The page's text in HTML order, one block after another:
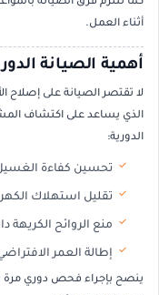
أثناء العمل.
أهمية الصيانة
لا تقتصر الصيانة على
الذي يساعد على اكتشاف
الدورية:
تحسين كفاءة
تقليل استهلاك
منع الروائح الكريهة
إطالة العمر
ينصح بإجراء فحص دوري مرة